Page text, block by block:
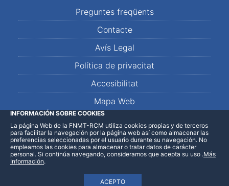
Preguntes freqüents
Contacte
Avís Legal
Política de privacitat
Accesibilitat
Mapa Web
LinkedInFacebookWhatsApp
INFORMACIÓN SOBRE COOKIES
La página Web de la FNMT-RCM utiliza cookies propias y de terceros
para facilitar la navegación por la página web así como almacenar las
preferencias seleccionadas por el usuario durante su navegación. No
empleamos las cookies para almacenar o tratar datos de carácter
personal. Si continúa navegando, consideramos que acepta su uso
ACEPTO
.Más
Información.